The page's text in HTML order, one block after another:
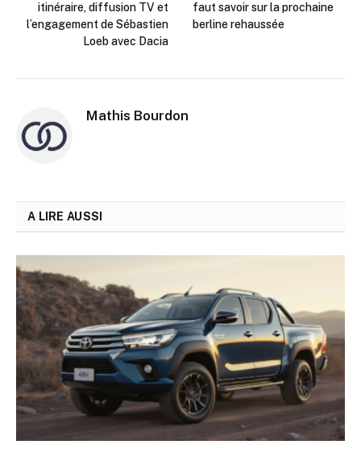
itinéraire, diffusion TV et
l’engagement de Sébastien
Loeb avec Dacia
faut savoir sur la prochaine
berline rehaussée
Mathis Bourdon
A LIRE AUSSI